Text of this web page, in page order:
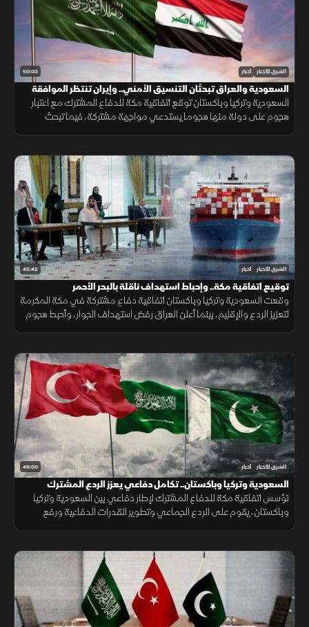
50:03 الشرق للأخبار أخبار
السعودية والعراق تبحثان التنسيق الأمني.. وإيران تنتظر الموافقة
على اتفاق "هرمز"
السعودية وتركيا وباكستان توقع اتفاقية مكة للدفاع المشترك مع اعتبار
هجوم على دولة منها هجوما يستدعي مواجهة مشتركة، فيما تبحث
45:42 الشرق للأخبار أخبار
توقيع اتفاقية مكة.. وإحباط استهداف ناقلة بالبحر الأحمر
وقعت السعودية وتركيا وباكستان اتفاقية دفاع مشتركة في مكة المكرمة
لتعزيز الردع والإقليم، بينما أعلن العراق رفض استهداف الجوار، وأحبط هجوم
49:00 الشرق للأخبار أخبار
السعودية وتركيا وباكستان.. تكامل دفاعي يعزز الردع المشترك
تؤسس اتفاقية مكة للدفاع المشترك لإطار دفاعي بين السعودية وتركيا
وباكستان، يقوم على الردع الجماعي وتطوير القدرات الدفاعية ورفع